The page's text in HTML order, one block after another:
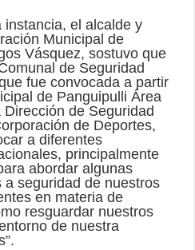
instancia, el alcalde y
Municipal de
Vásquez, sostuvo que
de Seguridad
fue convocada a partir
de Panguipulli Área
de Seguridad
de Deportes,
a diferentes
principalmente
abordar algunas
seguridad de nuestros
en materia de
resguardar nuestros
de nuestra